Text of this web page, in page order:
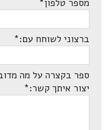
מספר טלפון*
ברצוני לשוחח עם:*
ספר בקצרה על מה
יצור איתך קשר:*